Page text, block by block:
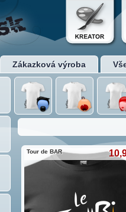
Zákazková výroba
Tour de BAR